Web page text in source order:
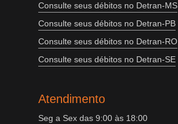
Consulte seus débitos no Detran-MS
Consulte seus débitos no Detran-PB
Consulte seus débitos no Detran-RO
Consulte seus débitos no Detran-SE
Atendimento
Seg a Sex das 9:00 às 18:00